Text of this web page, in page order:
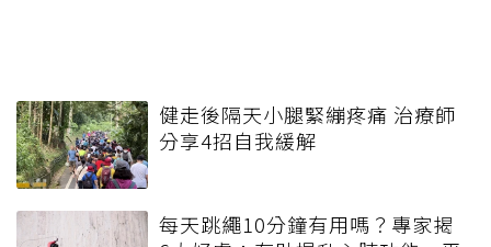
健走後隔天小腿緊繃疼痛 治療師
分享4招自我緩解
每天跳繩10分鐘有用嗎？專家揭